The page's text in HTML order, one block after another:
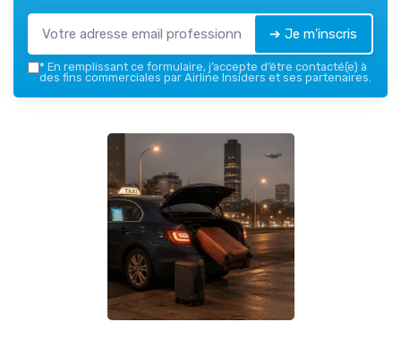
➔ Je m'inscris
* En remplissant ce formulaire, j’accepte d’être contacté(e) à
des fins commerciales par Airline Insiders et ses partenaires.